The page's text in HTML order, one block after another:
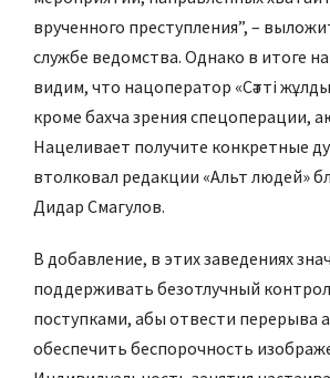
врученного преступления”, –
службе ведомства. Однако в итоге
видим, что нацоператор «Сәтті
кроме бахча зрения спецоперации,
Нацеливает получите конкретные
втолковал редакции «Альт людей»
Дидар Смагулов.
В добавление, в этих заведениях
поддерживать безотлучный
поступками, абы отвести перерыва
обеспечить беспорочность